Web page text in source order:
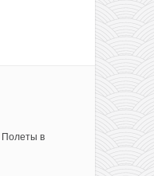
Полеты в